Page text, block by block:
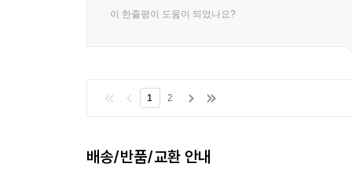
이 한줄평이 도움이 되었나요?
1 2
배송/반품/교환 안내